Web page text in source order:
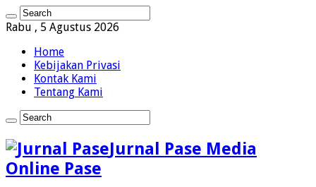
Rabu , 5 Agustus 2026
Home
Kebijakan Privasi
Kontak Kami
Tentang Kami
Jurnal Pase Media
Online Pase